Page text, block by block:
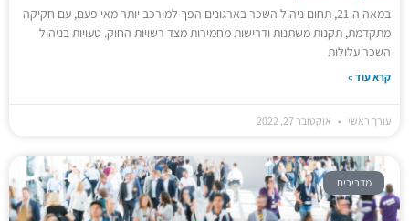
במאה ה-21, תחום ניהול השכר בארגונים הפך למורכב יותר מאי פעם, עם חקיקה
מתקדמת, תקנות משתנות ודרישות מחמירות מצד רשויות החוק. טעויות בניהול
השכר עלולות
קרא עוד »
עורך ראשי אוקטובר 27, 2022
מדריכים